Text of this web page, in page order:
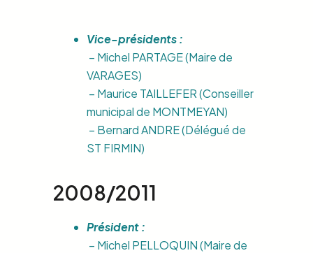
Vice-présidents :
– Michel PARTAGE (Maire de
VARAGES)
– Maurice TAILLEFER (Conseiller
municipal de MONTMEYAN)
– Bernard ANDRE (Délégué de
ST FIRMIN)
2008/2011
Président :
– Michel PELLOQUIN (Maire de